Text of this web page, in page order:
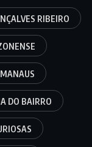
RIBEIRO
DO BAIRRO